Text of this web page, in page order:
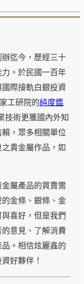
辦迄今，歷經三十
。於民國一百年
際接軌白銀投資
工研院的純度鑑
技術更獲國內外知
，眾多相關單位
貴金屬作品，如
屬產品的買賣需
金條、銀條、金
喜好，但是我們
意見、了解消費
。相信炫麗鑫的
好夥伴！